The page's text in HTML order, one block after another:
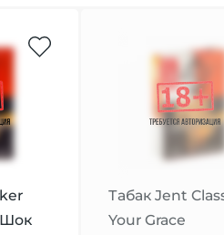
Табак Jent
Your Grace